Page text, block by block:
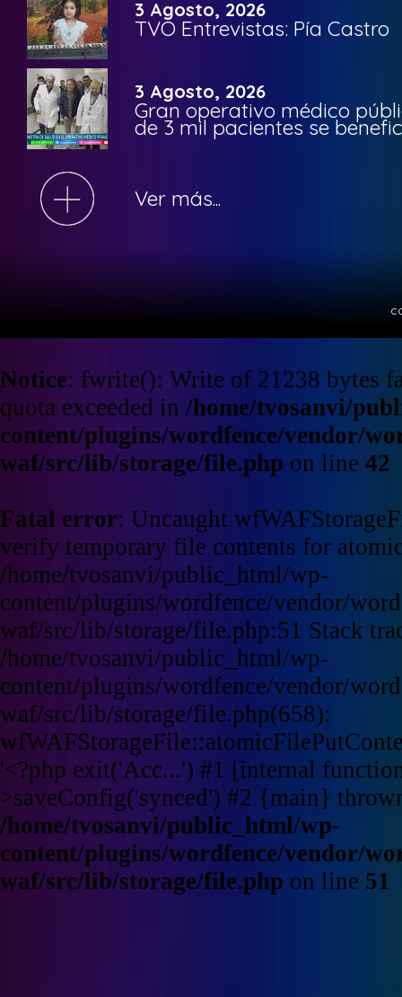
3 Agosto, 2026
TVO Entrevistas: Pía Castro
3 Agosto, 2026
Gran operativo médico
de 3 mil pacientes se
Ver más...
Notice: fwrite(): Write of 21238 bytes
quota exceeded in /home/tvosanvi/
content/plugins/wordfence/vendor/
waf/src/lib/storage/file.php on line 42
Fatal error: Uncaught
verify temporary file contents for
/home/tvosanvi/public_html/wp-
content/plugins/wordfence/vendor/
waf/src/lib/storage/file.php:51 Stack
/home/tvosanvi/public_html/wp-
content/plugins/wordfence/vendor/
waf/src/lib/storage/file.php(658):
'<?php exit('Acc...') #1 [internal
>saveConfig('synced') #2 {main}
/home/tvosanvi/public_html/wp-
content/plugins/wordfence/vendor/
waf/src/lib/storage/file.php on line 51